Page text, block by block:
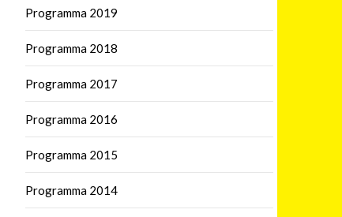
Programma 2019
Programma 2018
Programma 2017
Programma 2016
Programma 2015
Programma 2014